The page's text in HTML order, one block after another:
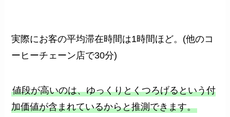
実際にお客の平均滞在時間は1時間ほど。(他のコ
ーヒーチェーン店で30分)
値段が高いのは、ゆっくりとくつろげるという付
加価値が含まれているからと推測できます。